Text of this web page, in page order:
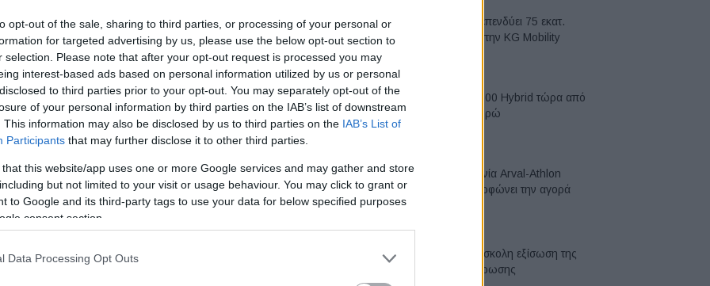
opt-out of the sale, sharing to third parties, or processing of your personal or
for targeted advertising by us, please use the below opt-out section to
selection. Please note that after your opt-out request is processed you may
interest-based ads based on personal information utilized by us or personal
to third parties prior to your opt-out. You may separately opt-out of the
of your personal information by third parties on the IAB’s list of downstream
This information may also be disclosed by us to third parties on the IAB’s List of
Participants that may further disclose it to other third parties.
that this website/app uses one or more Google services and may gather and store
but not limited to your visit or usage behaviour. You may click to grant or
to Google and its third-party tags to use your data for below specified purposes
consent section.
Data Processing Opt Outs
2028. Η Nissan σκοπεύει να επεκτείνει τη
σε βάθος χρόνου, μετατρέποντας την αυτόνομη και
της.
Μάρτιο του 2027 θα τεθεί σε λειτουργία ηNissan
θα αποτελέσει τη
βάση για δύο νέες τεχνολογίες, τις
βρετανική εταιρεία τεχνητής νοημοσύνης Wayve , θα
οδήγησης
Η Chery επενδύει 75 εκατ.
δολάρια στην KG Mobility
Το FIAT 500 Hybrid τώρα από
18.990 ευρώ
Η συμφωνία Arval-Athlon
αναδιαμορφώνει την αγορά
VW: Η δύσκολη εξίσωση της
αναδιάρθρωσης